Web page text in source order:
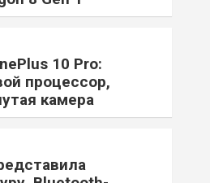
10 Pro:
процессор,
камера